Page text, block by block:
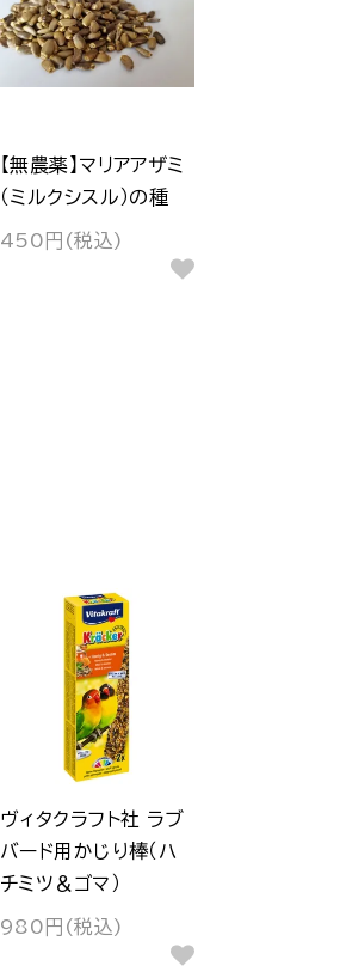
【無農薬】マリアアザミ
（ミルクシスル）の種
450円(税込)
ヴィタクラフト社 ラブ
バード用かじり棒（ハ
チミツ＆ゴマ）
980円(税込)